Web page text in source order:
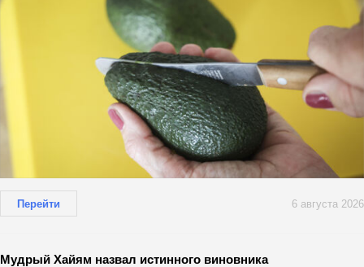
Перейти 6 августа 2026
Мудрый Хайям назвал истинного виновника